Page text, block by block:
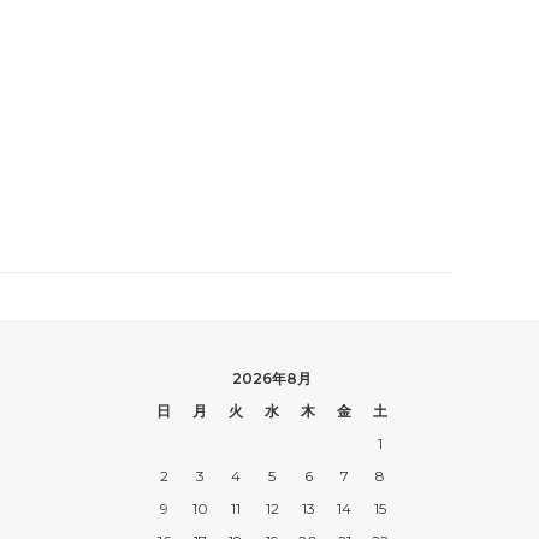
2026年8月
日
月 火 水 木 金
土
1
2
3 4 5 6 7
8
9
10 11 12 13 14
15